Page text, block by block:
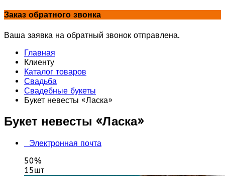
Заказ обратного звонка
Ваша заявка на обратный звонок отправлена.
Главная
Клиенту
Каталог товаров
Свадьба
Свадебные букеты
Букет невесты «Ласка»
Букет невесты «Ласка»
Электронная почта
50%
15шт